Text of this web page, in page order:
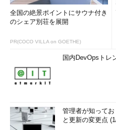
全国の絶景ポイントにサウナ付き
のシェア別荘を展開
PR(COCO VILLA on GOETHE)
国内DevOpsトレ
管理者が知って
と更新の変更点